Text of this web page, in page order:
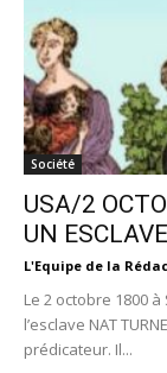
Société
USA/2
UN
L'Equipe de la
Le 2 octobre 1800
l’esclave NAT
prédicateur. Il...